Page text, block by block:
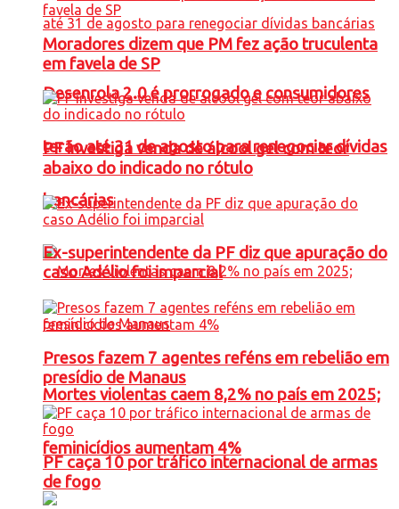
Desenrola 2.0 é prorrogado e consumidores
terão até 31 de agosto para renegociar dívidas
bancárias
Mortes violentas caem 8,2% no país em 2025;
feminicídios aumentam 4%
Moradores dizem que PM fez ação truculenta
em favela de SP
PF investiga venda de álcool gel com teor
abaixo do indicado no rótulo
Ex-superintendente da PF diz que apuração do
caso Adélio foi imparcial
Presos fazem 7 agentes reféns em rebelião em
presídio de Manaus
PF caça 10 por tráfico internacional de armas
de fogo